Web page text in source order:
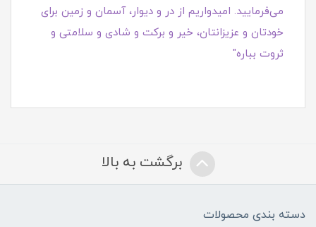
می‌فرمایید. امیدواریم از در و دیوار، آسمان و زمین برای
خودتان و عزیزانتان، خیر و برکت و شادی و سلامتی و
ثروت بباره"
برگشت به بالا
دسته بندی محصولات